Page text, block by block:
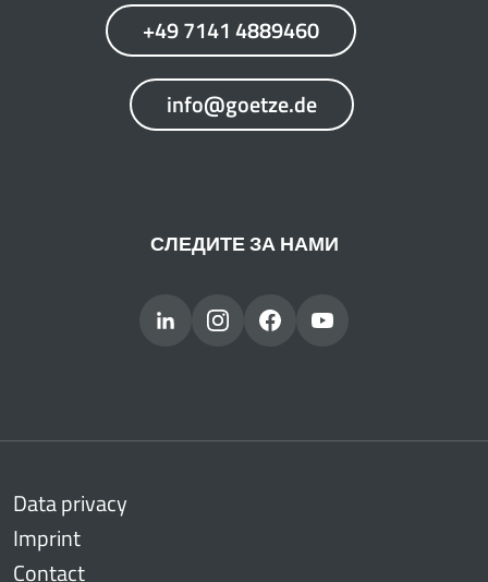
+49 7141 4889460
info@goetze.de
СЛЕДИТЕ ЗА НАМИ
Data privacy
Imprint
Contact